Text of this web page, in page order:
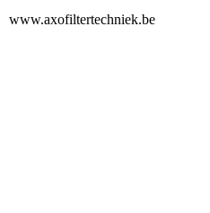
www.axofiltertechniek.be